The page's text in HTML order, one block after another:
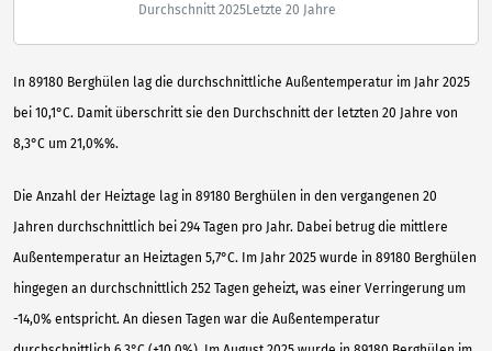
In 89180 Berghülen lag die durchschnittliche Außentemperatur im Jahr 2025
bei 10,1°C. Damit überschritt sie den Durchschnitt der letzten 20 Jahre von
8,3°C um 21,0%%.
Die Anzahl der Heiztage lag in 89180 Berghülen in den vergangenen 20
Jahren durchschnittlich bei 294 Tagen pro Jahr. Dabei betrug die mittlere
Außentemperatur an Heiztagen 5,7°C. Im Jahr 2025 wurde in 89180 Berghülen
hingegen an durchschnittlich 252 Tagen geheizt, was einer Verringerung um
-14,0% entspricht. An diesen Tagen war die Außentemperatur
Durchschnitt 2025Letzte 20 Jahre